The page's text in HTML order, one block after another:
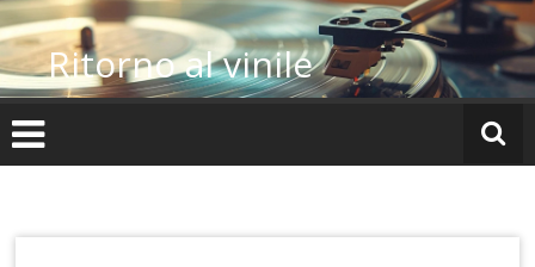
Vai
al
contenutoRitorno al vinile